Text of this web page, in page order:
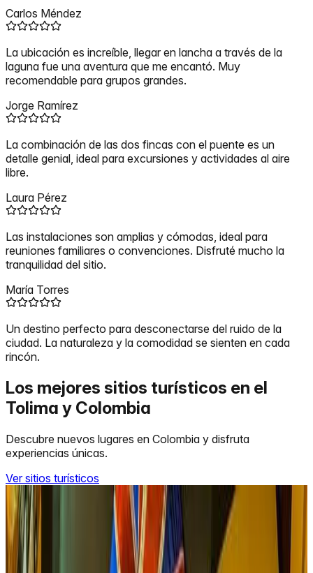
Carlos Méndez
La ubicación es increíble, llegar en lancha a través de la
laguna fue una aventura que me encantó. Muy
recomendable para grupos grandes.
Jorge Ramírez
La combinación de las dos fincas con el puente es un
detalle genial, ideal para excursiones y actividades al aire
libre.
Laura Pérez
Las instalaciones son amplias y cómodas, ideal para
reuniones familiares o convenciones. Disfruté mucho la
tranquilidad del sitio.
María Torres
Un destino perfecto para desconectarse del ruido de la
ciudad. La naturaleza y la comodidad se sienten en cada
rincón.
Los mejores sitios turísticos en el
Tolima y Colombia
Descubre nuevos lugares en Colombia y disfruta
experiencias únicas.
Ver sitios turísticos
Ibagué
Restaurante y Hospedaje Tupinamba
Restaurante y hospedaje, atendidos por sus propietarios
Manuel Espinoza y Javier Oyola, anclado a orillas del rio
combeima, rodeado de exuberante vegetación y jardines,